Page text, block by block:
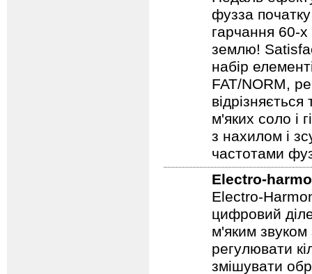
фузза
гарчання 60-
землю!
набір
FAT/NORM,
м'яких соло і
з нахилом і
частотами
Electro-
Electro-
цифровий
м'яким
регулювати
змішувати